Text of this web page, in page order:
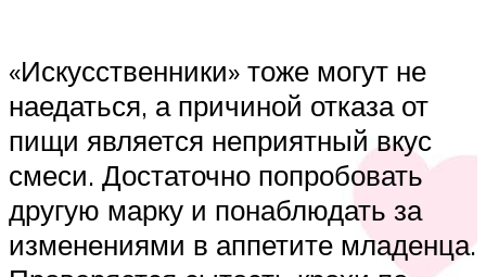
«Искусственники» тоже могут не
наедаться, а причиной отказа от
пищи является неприятный вкус
смеси. Достаточно попробовать
другую марку и понаблюдать за
изменениями в аппетите младенца.